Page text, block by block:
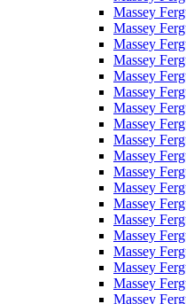
Massey
Massey
Massey
Massey
Massey
Massey
Massey
Massey
Massey
Massey
Massey
Massey
Massey
Massey
Massey
Massey
Massey
Massey
Massey